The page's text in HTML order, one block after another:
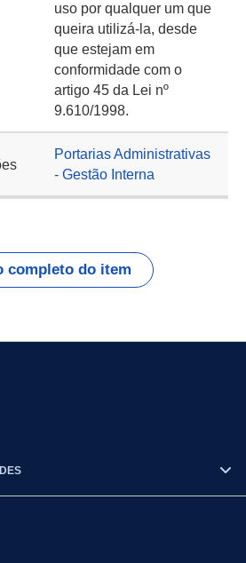
uso por qualquer um que
queira utilizá-la, desde
que estejam em
conformidade com o
artigo 45 da Lei nº
9.610/1998.
Portarias Administrativas
- Gestão Interna
completo do item